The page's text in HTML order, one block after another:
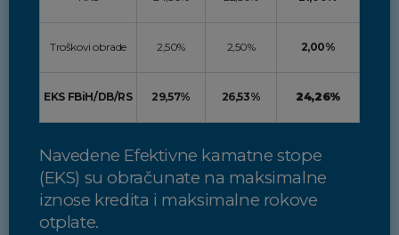
Troškovi obrade 2,50% 2,50% 2,00%
EKS FBiH/DB/RS 29,57% 26,53% 24,26%
Navedene Efektivne kamatne stope
(EKS) su obračunate na maksimalne
iznose kredita i maksimalne rokove
otplate.